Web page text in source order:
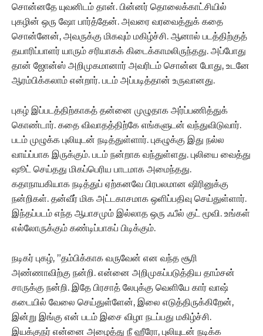
சொன்னதே யுவனிடம் தான். பின்னர் தொலைக்காட்சியில்
புகழின் ஒரு ஷோ பார்த்தேன். அவரை வரவைத்துக் கதை
சொன்னேன், அவருக்கு மிகவும் மகிழ்ச்சி. ஆனால் படத்திற்குத்
தயாரிப்பாளர் யாரும் சரியாகக் கிடைக்காமலிருந்தது. அப்போது
தான் ஜோன்ஸ் அறிமுகமானார் அவரிடம் சொன்ன போது, உடனே
ஆரம்பிக்கலாம் என்றார். படம் அப்படித்தான் உருவானது.
புகழ் இப்படத்திற்காகத் தன்னை முழுதாக அர்ப்பணித்துக்
கொண்டார். கதை விவாதத்திற்கே எங்களுடன் வந்துவிடுவார்.
படம் முழுக்க புலியுடன் நடித்துள்ளார். புகழுக்கு இது நல்ல
வாய்ப்பாக இருக்கும். படம் நன்றாக வந்துள்ளது. புலியை வைத்து
ஷூட் செய்தது மிகப்பெரிய பாடமாக அமைந்தது.
கதாநாயகியாக நடித்துப் ஏற்கனவே பிரபலமான ஷிரினுக்கு
நன்றிகள். தன்வீர் மிக அட்டகாசமாக ஒளிப்பதிவு செய்துள்ளார்.
இந்தப்படம் எந்த ஆபாசமும் இல்லாத ஒரு ஃபீல் குட் மூவி. உங்கள்
எல்லோருக்கும் கண்டிப்பாகப் பிடிக்கும்.
நடிகர் புகழ், ”தம்பிக்காக வருவேன் என வந்த சூரி
அண்ணாவிற்கு நன்றி. என்னை அறிமுகப்படுத்திய தாம்சன்
சாருக்கு நன்றி. இதே பிரசாத் லேபுக்கு வெளியே கார் வாஷ்
கடையில் வேலை செய்துள்ளேன், இலை எடுத்திருக்கிறேன்,
இன்று இங்கு என் படம் இசை விழா நடப்பது மகிழ்ச்சி.
இயக்குநர் என்னை அழைத்து நீ ஹீரோ, புலியுடன் நடிக்க